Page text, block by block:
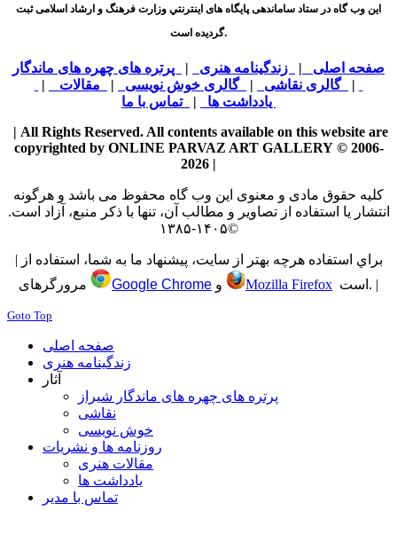
اين وب گاه در ستاد ساماندهی پایگاه های اينترنتي وزارت فرهنگ و ارشاد اسلامی ثبت
گردیده است.
صفحه اصلی | زندگینامه هنری |
پرتره های چهره های ماندگار
|
گالری نقاشی | گالری خوش نویسی | مقالات
|
یادداشت ها
|
تماس با ما
| All Rights Reserved. All contents available on this website are
copyrighted by ONLINE PARVAZ ART GALLERY © 2006-
2026 |
كليه حقوق مادی و معنوی اين وب گاه محفوظ می باشد و هرگونه
انتشار يا استفاده از تصاویر و مطالب آن، تنها با ذکر منبع، آزاد است.
©۱۴۰۵-۱۳۸۵
| براي استفاده هرچه بهتر از سايت، پيشنهاد ما به شما، استفاده از
Google Chrome Mozilla Firefox است. |
Goto Top
صفحه اصلی
زندگینامه هنری
آثار
پرتره های چهره های ماندگار شیراز
نقاشی
خوش نویسی
روزنامه ها و نشریات
مقالات هنری
یادداشت ها
تماس با مدیر